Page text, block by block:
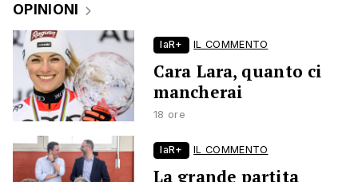
OPINIONI
laR+ IL COMMENTO
Cara Lara, quanto ci
mancherai
18 ore
laR+ IL COMMENTO
La grande partita